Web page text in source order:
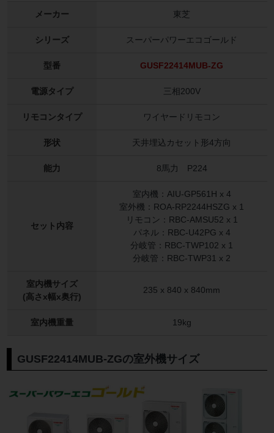
メーカー 東芝
シリーズ スーパーパワーエコゴールド
型番 GUSF22414MUB-ZG
電源タイプ 三相200V
リモコンタイプ ワイヤードリモコン
形状 天井埋込カセット形4方向
能力 8馬力 P224
セット内容
室内機：AIU-GP561H x 4
室外機：ROA-RP2244HSZG x 1
リモコン：RBC-AMSU52 x 1
パネル：RBC-U42PG x 4
分岐管：RBC-TWP102 x 1
分岐管：RBC-TWP31 x 2
室内機サイズ
(高さx幅x奥行)
235 x 840 x 840mm
室内機重量 19kg
GUSF22414MUB-ZGの室外機サイズ